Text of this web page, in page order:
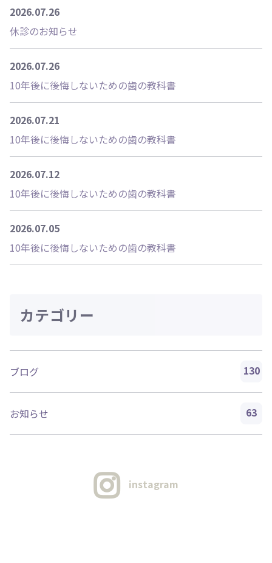
2026.07.26
休診のお知らせ
2026.07.26
10年後に後悔しないための歯の教科書
2026.07.21
10年後に後悔しないための歯の教科書
2026.07.12
10年後に後悔しないための歯の教科書
2026.07.05
10年後に後悔しないための歯の教科書
カテゴリー
ブログ 130
お知らせ 63
instagram